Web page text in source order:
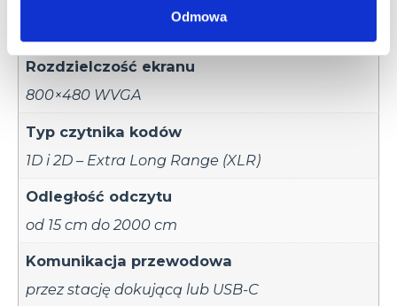
Odmowa
Rozdzielczość ekranu
800×480 WVGA
Typ czytnika kodów
1D i 2D – Extra Long Range (XLR)
Odległość odczytu
od 15 cm do 2000 cm
Komunikacja przewodowa
przez stację dokującą lub USB-C